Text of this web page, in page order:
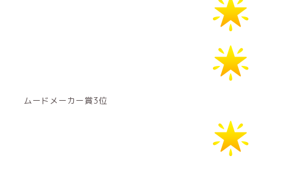
ムードメーカー賞3位